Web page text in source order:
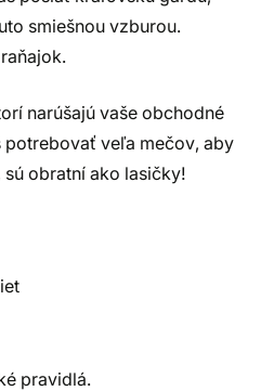
smiešnou vzburou.
narúšajú vaše obchodné
potrebovať veľa mečov, aby
obratní ako lasičky!
pravidlá.